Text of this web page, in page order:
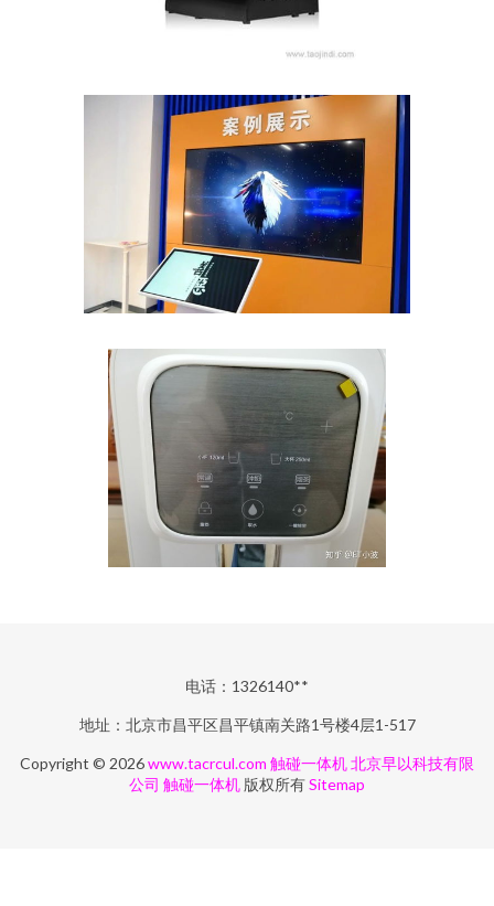
电话：1326140**
地址：北京市昌平区昌平镇南关路1号楼4层1-517
Copyright © 2026www.tacrcul.com 触碰一体机北京早以科技有限
公司 触碰一体机 版权所有Sitemap